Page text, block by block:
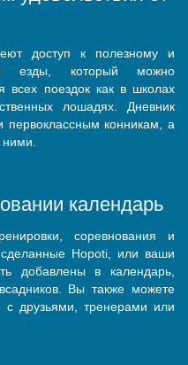
доступ к полезному и
езды, который можно
всех поездок как в школах
лошадях. Дневник
первоклассным конникам, а
календарь
соревнования и
Hopoti, или ваши
добавлены в календарь,
Вы также можете
друзьями, тренерами или